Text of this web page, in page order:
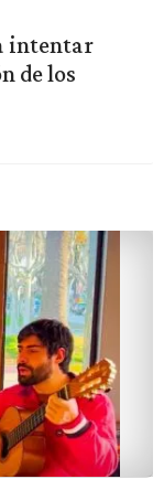
intentar
de los